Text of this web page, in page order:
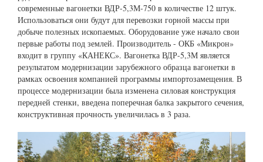
современные вагонетки ВДР-5,3М-750 в количестве 12 штук.
Использоваться они будут для перевозки горной массы при
добыче полезных ископаемых. Оборудование уже начало свои
первые работы под землей. Производитель - ОКБ «Микрон»
входит в группу «КАНЕКС». Вагонетка ВДР-5,3М является
результатом модернизации зарубежного образца вагонетки в
рамках освоения компанией программы импортозамещения. В
процессе модернизации была изменена силовая конструкция
передней стенки, введена поперечная балка закрытого сечения,
конструктивная прочность увеличилась в 3 раза.